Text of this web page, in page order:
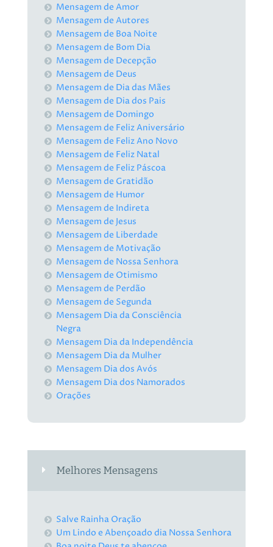
Mensagem de Amor
Mensagem de Autores
Mensagem de Boa Noite
Mensagem de Bom Dia
Mensagem de Decepção
Mensagem de Deus
Mensagem de Dia das Mães
Mensagem de Dia dos Pais
Mensagem de Domingo
Mensagem de Feliz Aniversário
Mensagem de Feliz Ano Novo
Mensagem de Feliz Natal
Mensagem de Feliz Páscoa
Mensagem de Gratidão
Mensagem de Humor
Mensagem de Indireta
Mensagem de Jesus
Mensagem de Liberdade
Mensagem de Motivação
Mensagem de Nossa Senhora
Mensagem de Otimismo
Mensagem de Perdão
Mensagem de Segunda
Mensagem Dia da Consciência
Negra
Mensagem Dia da Independência
Mensagem Dia da Mulher
Mensagem Dia dos Avós
Mensagem Dia dos Namorados
Orações
Melhores Mensagens
Salve Rainha Oração
Um Lindo e Abençoado dia Nossa Senhora